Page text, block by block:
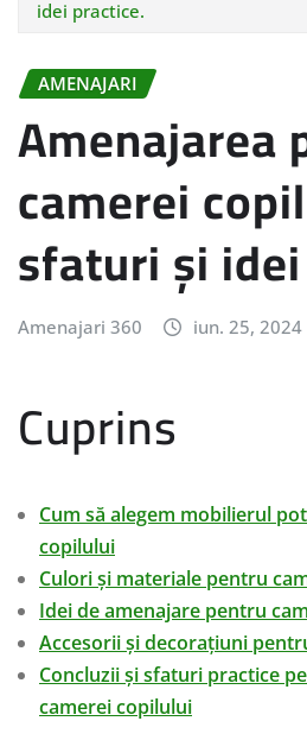
idei practice.
AMENAJARI
Amenajarea
camerei
sfaturi și
Amenajari 360 iun. 25, 2024
Cuprins
Cum să alegem mobilierul
copilului
Culori și materiale pentru
Idei de amenajare pentru
Accesorii și decorațiuni
Concluzii și sfaturi practice
camerei copilului